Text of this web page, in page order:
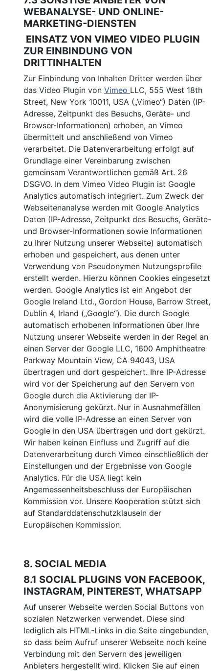
WEBANALYSE- UND ONLINE-
MARKETING-DIENSTEN
EINSATZ VON VIMEO VIDEO PLUGIN
ZUR EINBINDUNG VON
DRITTINHALTEN
Zur Einbindung von Inhalten Dritter werden über
das Video Plugin von Vimeo LLC, 555 West 18th
Street, New York 10011, USA („Vimeo“) Daten (IP-
Adresse, Zeitpunkt des Besuchs, Geräte- und
Browser-Informationen) erhoben, an Vimeo
übermittelt und anschließend von Vimeo
verarbeitet. Die Datenverarbeitung erfolgt auf
Grundlage einer Vereinbarung zwischen
gemeinsam Verantwortlichen gemäß Art. 26
DSGVO. In dem Vimeo Video Plugin ist Google
Analytics automatisch integriert. Zum Zweck der
Webseitenanalyse werden mit Google Analytics
Daten (IP-Adresse, Zeitpunkt des Besuchs, Geräte-
und Browser-Informationen sowie Informationen
zu Ihrer Nutzung unserer Webseite) automatisch
erhoben und gespeichert, aus denen unter
Verwendung von Pseudonymen Nutzungsprofile
erstellt werden. Hierzu können Cookies eingesetzt
werden. Google Analytics ist ein Angebot der
Google Ireland Ltd., Gordon House, Barrow Street,
Dublin 4, Irland („Google“). Die durch Google
automatisch erhobenen Informationen über Ihre
Nutzung unserer Webseite werden in der Regel an
einen Server der Google LLC, 1600 Amphitheatre
Parkway Mountain View, CA 94043, USA
übertragen und dort gespeichert. Ihre IP-Adresse
wird vor der Speicherung auf den Servern von
Google durch die Aktivierung der IP-
Anonymisierung gekürzt. Nur in Ausnahmefällen
wird die volle IP-Adresse an einen Server von
Google in den USA übertragen und dort gekürzt.
Wir haben keinen Einfluss und Zugriff auf die
Datenverarbeitung durch Vimeo einschließlich der
Einstellungen und der Ergebnisse von Google
Analytics. Für die USA liegt kein
Angemessenheitsbeschluss der Europäischen
Kommission vor. Unsere Kooperation stützt sich
auf Standarddatenschutzklauseln der
Europäischen Kommission.
8. SOCIAL MEDIA
8.1 SOCIAL PLUGINS VON FACEBOOK,
INSTAGRAM, PINTEREST, WHATSAPP
Auf unserer Webseite werden Social Buttons von
sozialen Netzwerken verwendet. Diese sind
lediglich als HTML-Links in die Seite eingebunden,
so dass beim Aufruf unserer Webseite noch keine
Verbindung mit den Servern des jeweiligen
Anbieters hergestellt wird. Klicken Sie auf einen